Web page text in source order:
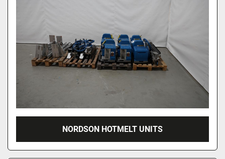
NORDSON HOTMELT UNITS